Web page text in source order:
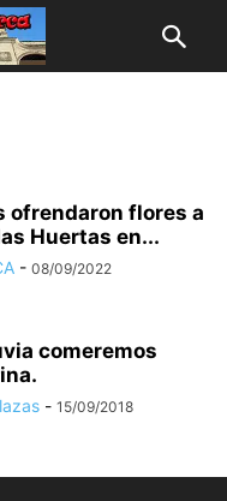
ofrendaron flores a
Huertas en...
- 08/09/2022
comeremos
- 15/09/2018